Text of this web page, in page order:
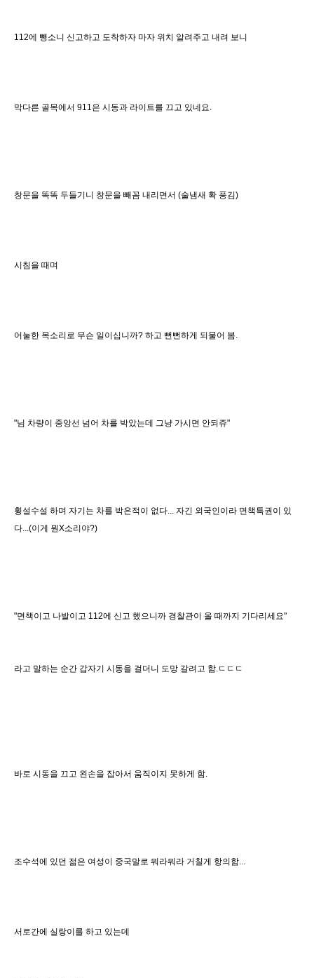
112에 뺑소니 신고하고 도착하자 마자 위치 알려주고 내려 보니
막다른 골목에서 911은 시동과 라이트를 끄고 있네요.
창문을 똑똑 두들기니 창문을 빼꼼 내리면서 (술냄새 확 풍김)
시침을 때며
어눌한 목소리로 무슨 일이십니까? 하고 뻔뻔하게 되물어 봄.
"님 차량이 중앙선 넘어 차를 박았는데 그냥 가시면 안되쥬"
횡설수설 하며 자기는 차를 박은적이 없다... 자긴 외국인이라 면책특권이 있
다...(이게 뭔X소리야?)
"면책이고 나발이고 112에 신고 했으니까 경찰관이 올 때까지 기다리세요"
라고 말하는 순간 갑자기 시동을 걸더니 도망 갈려고 함.ㄷㄷㄷ
바로 시동을 끄고 왼손을 잡아서 움직이지 못하게 함.
조수석에 있던 젊은 여성이 중국말로 뭐라뭐라 거칠게 항의함...
서로간에 실랑이를 하고 있는데